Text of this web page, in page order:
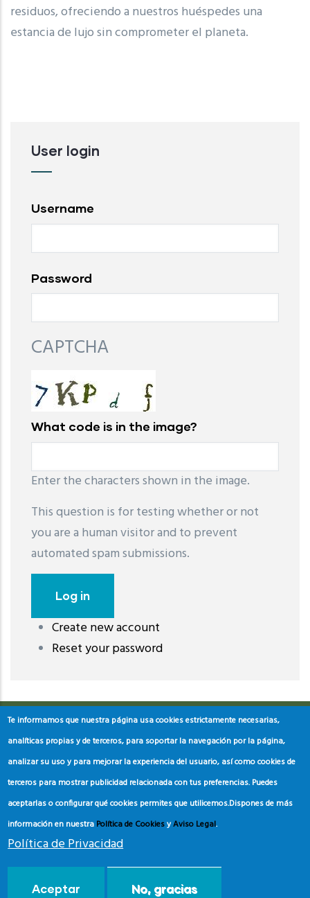
residuos, ofreciendo a nuestros huéspedes una
estancia de lujo sin comprometer el planeta.
User login
Username
Password
CAPTCHA
What code is in the image?
Enter the characters shown in the image.
This question is for testing whether or not
you are a human visitor and to prevent
automated spam submissions.
Create new account
Reset your password
레딧 다운로드coloring pages printable
download
Consumidor2024.
Te informamos que nuestra página usa cookies estrictamente necesarias,
analíticas propias y de terceros, para soportar la navegación por la página,
analizar su uso y para mejorar la experiencia del usuario, así como cookies de
terceros para mostrar publicidad relacionada con tus preferencias. Puedes
aceptarlas o configurar qué cookies permites que utilicemos.Dispones de más
información en nuestra Política de CookiesyAviso Legal.
Política de Privacidad
Aceptar No, gracias